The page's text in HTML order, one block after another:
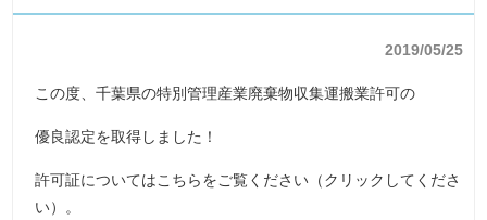
2019/05/25
この度、千葉県の特別管理産業廃棄物収集運搬業許可の
優良認定を取得しました！
許可証についてはこちらをご覧ください（クリックしてくださ
い）。